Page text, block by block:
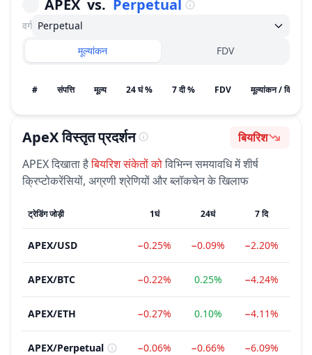
APEX vs. Perpetual
वर्ग Perpetual
मूल्यांकन
FDV
# संपत्ति मूल्य 24 घं % 7 दी % FDV मूल्यांकन / विकास
ApeXविस्तृत प्रदर्शन भावना
बियरिश
APEXदिखाता हैबियरिशसंकेतों कोविभिन्न समयावधि में शीर्ष
क्रिप्टोकरेंसियों, अग्रणी श्रेणियों और ब्लॉकचेन के खिलाफ
ट्रेडिंग जोड़ी 1घं 24घं 7 दि
APEX/USD −0.25% −0.09% −2.20%
APEX/BTC −0.22% 0.25% −4.24%
APEX/ETH −0.27% 0.10% −4.11%
APEX/Perpetual −0.06% −0.66% −6.09%